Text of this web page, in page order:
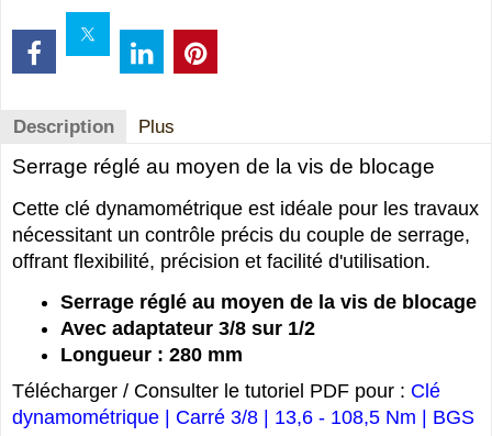
Description Plus
Serrage réglé au moyen de la vis de blocage
Cette clé dynamométrique est idéale pour les travaux
nécessitant un contrôle précis du couple de serrage,
offrant flexibilité, précision et facilité d'utilisation.
Serrage réglé au moyen de la vis de blocage
Avec adaptateur 3/8 sur 1/2
Longueur : 280 mm
Télécharger / Consulter le tutoriel PDF pour :Clé